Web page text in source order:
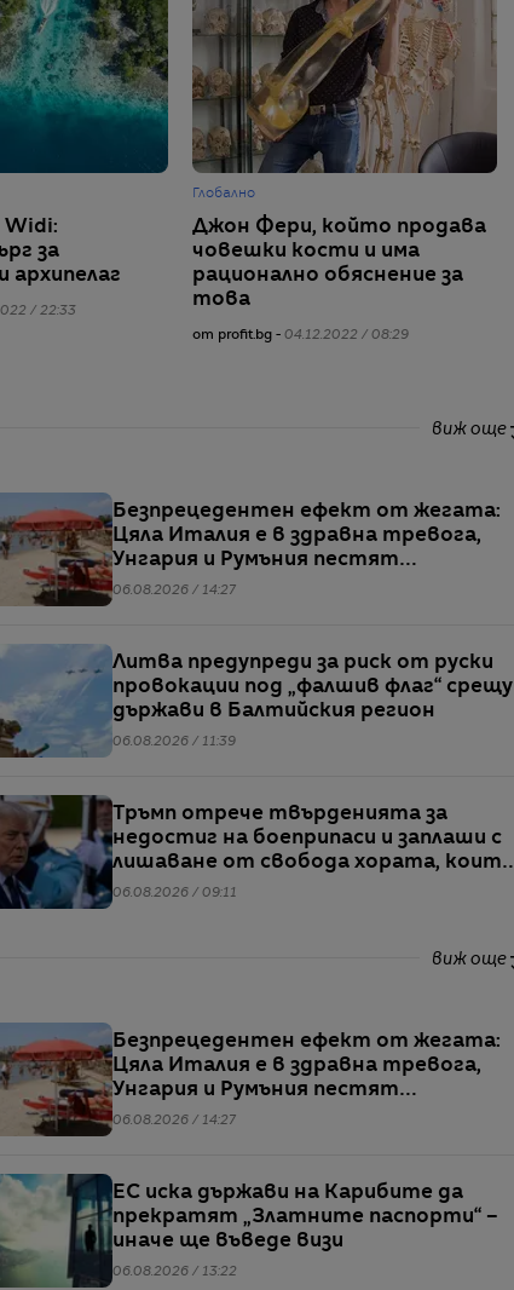
Widi:
за
архипелаг
/ 22:33
Глобално
Джон Фери, който продава
човешки кости и има
рационално обяснение за
това
от profit.bg - 04.12.2022 / 08:29
виж още
Безпрецедентен ефект от жегата:
Цяла Италия е в здравна тревога,
Унгария и Румъния пестят
електричество
06.08.2026 / 14:27
Литва предупреди за риск от руски
провокации под „фалшив флаг“ срещу
държави в Балтийския регион
06.08.2026 / 11:39
Тръмп отрече твърденията за
недостиг на боеприпаси и заплаши с
лишаване от свобода хората, които
разпространяват подобна
06.08.2026 / 09:11
виж още
Безпрецедентен ефект от жегата:
Цяла Италия е в здравна тревога,
Унгария и Румъния пестят
електричество
06.08.2026 / 14:27
ЕС иска държави на Карибите да
прекратят „Златните паспорти“ –
иначе ще въведе визи
06.08.2026 / 13:22